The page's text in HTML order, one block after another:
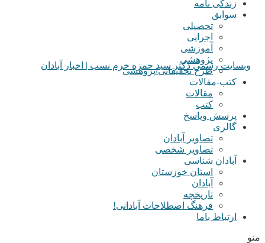
زندگی نامه
سوابق
تحصیلی
اجرایی
آموزشی
پژوهشی
طرح تحقیقاتی/پژوهشی
کتب-مقالات
مقالات
کتب
پرسش وپاسخ
گالری
تصاویر آبادان
تصاویر شخصی
آبادان شناسی
استان خوزستان
آبادان
تاریخچه
فرهنگ اصطلاحات آبادانی!
ارتباط باما
منو